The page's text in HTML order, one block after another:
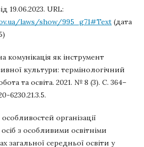
19.06.2023. URL:
laws/show/995_g71#Text (дата
комунікація як інструмент
культури: термінологічний
та освіта. 2021. № 8 (3). С. 364–
6230.21.3.5.
організації
з особливими освітніми
загальної середньої освіти у